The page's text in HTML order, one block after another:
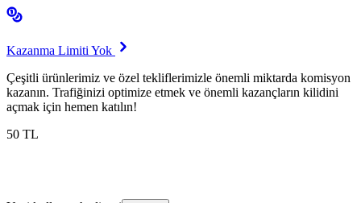
Kazanma Limiti Yok
Çeşitli ürünlerimiz ve özel tekliflerimizle önemli miktarda komisyon
kazanın. Trafiğinizi optimize etmek ve önemli kazançların kilidini
açmak için hemen katılın!
50 TL